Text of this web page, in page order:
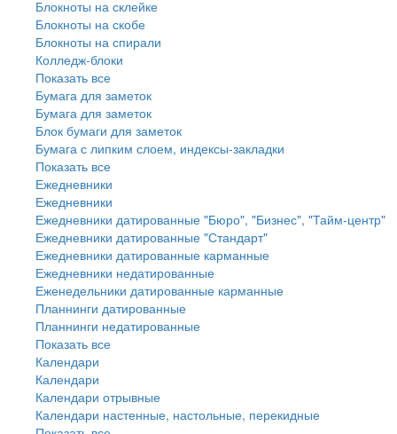
Блокноты на склейке
Блокноты на скобе
Блокноты на спирали
Колледж-блоки
Показать все
Бумага для заметок
Бумага для заметок
Блок бумаги для заметок
Бумага с липким слоем, индексы-закладки
Показать все
Ежедневники
Ежедневники
Ежедневники датированные "Бюро", "Бизнес", "Тайм-центр"
Ежедневники датированные "Стандарт"
Ежедневники датированные карманные
Ежедневники недатированные
Еженедельники датированные карманные
Планнинги датированные
Планнинги недатированные
Показать все
Календари
Календари
Календари отрывные
Календари настенные, настольные, перекидные